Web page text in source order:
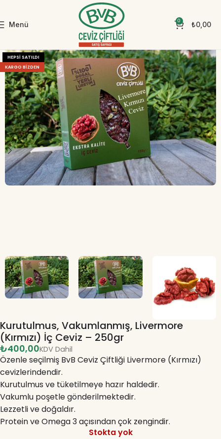
Menü 0 ₺0,00
HEPSI SATILDI
KARGO BIZDEN
Kurutulmus, Vakumlanmış, Livermore
(Kırmızı) İç Ceviz – 250gr
₺
Özenle seçilmiş BvB Ceviz Çiftliği Livermore (Kırmızı)
cevizlerindendir.
Kurutulmus ve tüketilmeye hazır haldedir.
Vakumlu poşetle gönderilmektedir.
Lezzetli ve doğaldır.
Protein ve Omega 3 açısından çok zengindir.
Stokta yok